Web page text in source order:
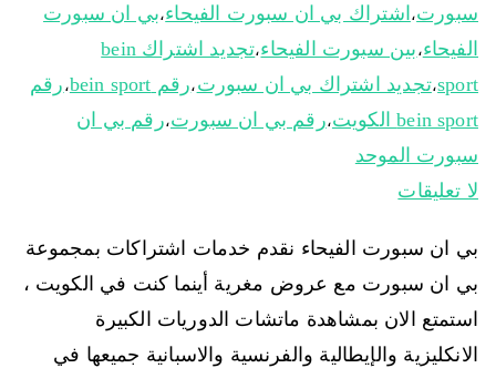
سبورت، اشتراك بي ان سبورت الفيحاء،بي ان سبورت
الفيحاء، بين سبورت الفيحاء،
تجديد اشتراك bein
sport،تجديد اشتراك بي ان سبورت ،رقم bein sport ، رقم
bein sport الكويت
،رقم بي ان سبورت،رقم بي ان
سبورت الموحد
لا تعليقات
بي ان سبورت الفيحاء نقدم خدمات اشتراكات بمجموعة
بي ان سبورت مع عروض مغرية أينما كنت في الكويت ،
استمتع الان بمشاهدة ماتشات الدوريات الكبيرة
الانكليزية والإيطالية والفرنسية والاسبانية جميعها في